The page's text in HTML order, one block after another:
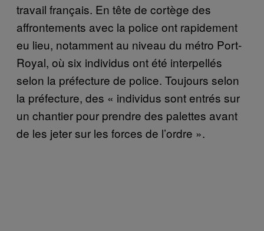
travail français. En tête de cortège des
affrontements avec la police ont rapidement
eu lieu, notamment au niveau du métro Port-
Royal, où six individus ont été interpellés
selon la préfecture de police. Toujours selon
la préfecture, des « individus sont entrés sur
un chantier pour prendre des palettes avant
de les jeter sur les forces de l’ordre ».